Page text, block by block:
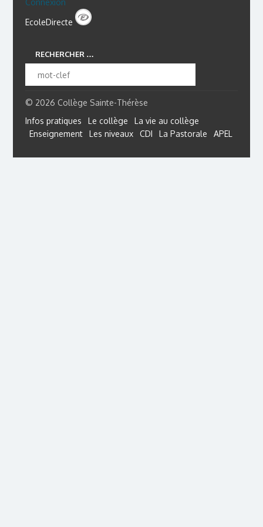
Connexion
EcoleDirecte
RECHERCHER …
© 2026 Collège Sainte-Thérèse
Infos pratiques
Le collège
La vie au collège
Enseignement
Les niveaux CDI La Pastorale APEL